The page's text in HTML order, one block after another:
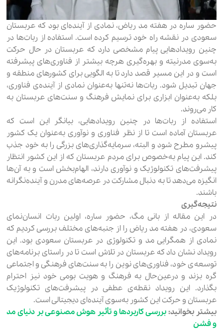
حضور ساره در هفته مد ریاض، نمادی از آینده‌ای بود که عربستان
سعودی در نقشه راه خود ترسیم کرده است. استفاده از ربات‌ها در
چنین رویدادهایی پیام مشخصی دارد که عربستان در حال حرکت
به‌سوی مدرنیته و بهره‌گیری هرچه بیشتر از فناوری‌های پیشرفته
است و در این مسیر قصد دارد تا به الگویی برای کشورهای منطقه و
جهان تبدیل شود. ربات‌ها نه‌تنها به‌عنوان نمادی از آینده‌ی فناوری،
بلکه به‌عنوان ابزاری برای نمایش فرهنگ و سنت‌های عربستان به
کار می‌روند.
استفاده از ربات‌ها در چنین رویدادهایی، بیانگر این است که
عربستان آماده است تا از نظر فناوری و نوآوری به‌عنوان یک کشور
پیشرو مطرح شود و البته، سرمایه‌گذاری‌های بزرگی را به خود جذب
کند. این پیام به‌خصوص برای مردم عربستان که از این کشور انتظار
پیشرفت‌های تکنولوژیک و نوآوری دارند، الهام‌بخش است و به آن‌ها
انگیزه می‌دهد تا به دنبال مشارکت در عرصه‌های مدرن و آینده‌نگرانه
باشند.
نتیجه‌گیری
در این مقاله از بانی مگ، حضور ساره، اولین ربات انسان‌نمای
سعودی، در هفته مد ریاض را از جنبه‌های مختلف بررسی کردیم که
نمادی از همگرایی مد و تکنولوژی در عربستان سعودی بود. این
رویداد نشان داد که عربستان در تلاش است تا در راستای برنامه‌های
توسعه‌ی خود، فناوری‌های نوین را به سنت‌های فرهنگی و اجتماعی
گره بزند و درعین‌حال به فرهنگ و هویت بومی خود نیز احترام
بگذارد. این رویداد نقطه‌ی عطفی در پیشرفت‌های تکنولوژیک
عربستان و حرکت این کشور به‌سوی آینده‌ای دیجیتالی است.
بیشتر بخوانید:بررسی کاربردها و تأثیر هوش مصنوعی بر دنیای مد
و فشن